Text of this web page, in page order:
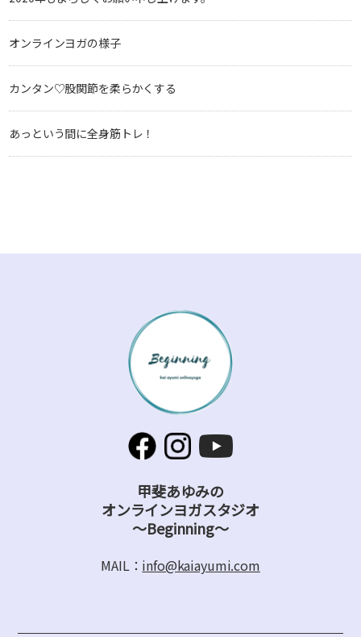
オンラインヨガの様子
カンタン♡股関節を柔らかくする
あっという間に全身筋トレ！
甲斐あゆみの
オンラインヨガスタジオ
～Beginning～
MAIL： info@kaiayumi.com